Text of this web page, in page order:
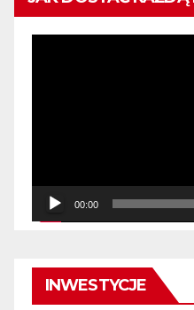
00:00
INWESTYCJE